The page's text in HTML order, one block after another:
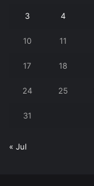
3 4
10 11
17 18
24 25
31
« Jul